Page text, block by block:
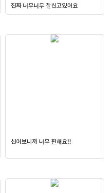
진짜 너무너무 잘신고있어요
신어보니까 너무 편해요!!